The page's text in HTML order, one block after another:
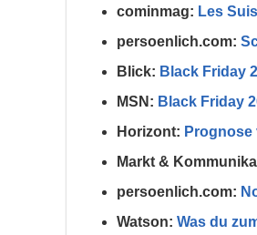
cominmag: Les
persoenlich.com:
Blick: Black Friday
MSN: Black Friday
Horizont: Prognose
Markt &
persoenlich.com:
Watson: Was du